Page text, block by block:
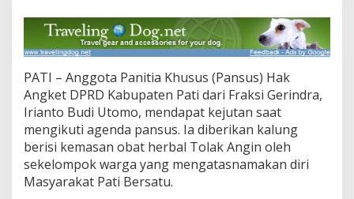
i
G
e
i
n
r
a
D
i
b
e
PATI – Anggota Panitia Khusus (Pansus) Hak
Angket DPRD Kabupaten Pati dari Fraksi Gerindra,
Irianto Budi Utomo, mendapat kejutan saat
mengikuti agenda pansus. Ia diberikan kalung
berisi kemasan obat herbal Tolak Angin oleh
sekelompok warga yang mengatasnamakan diri
Masyarakat Pati Bersatu.